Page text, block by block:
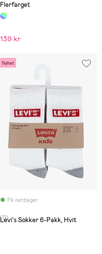
Flerfarget
139 kr
Nyhet
På nettlager
(0)
Levi's Sokker 6-Pakk, Hvit